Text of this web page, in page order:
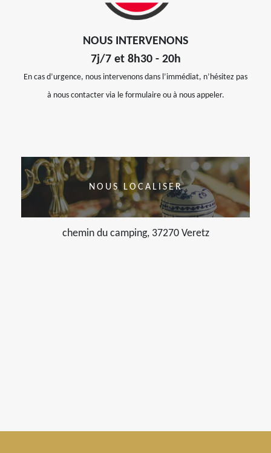
NOUS INTERVENONS
7j/7 et 8h30 - 20h
En cas d’urgence, nous intervenons dans l’immédiat, n’hésitez pas
à nous contacter via le formulaire ou à nous appeler.
NOUS LOCALISER
chemin du camping, 37270 Veretz